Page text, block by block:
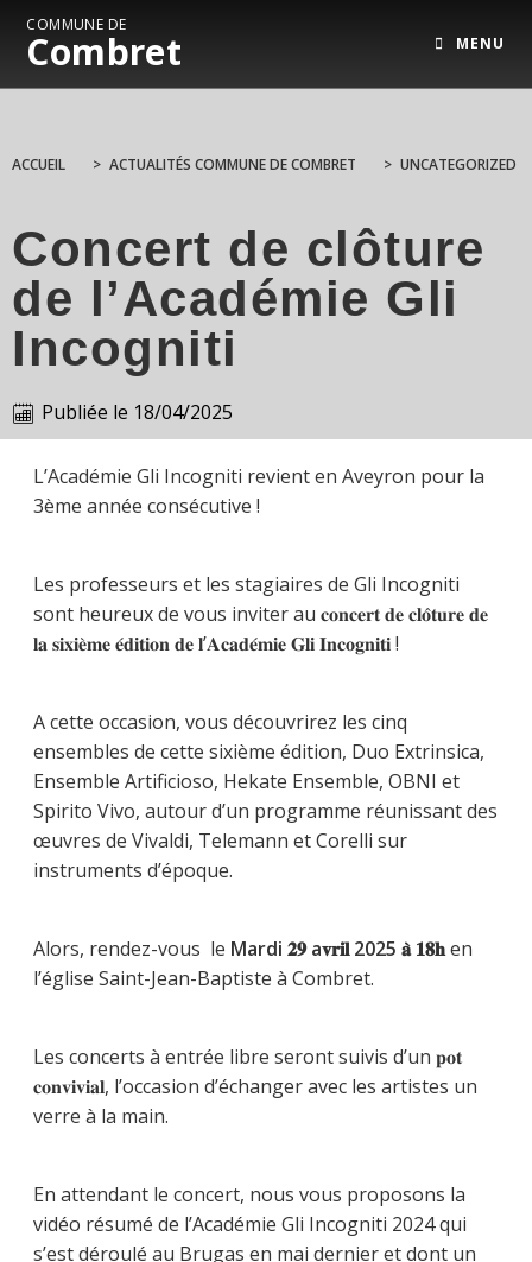
COMMUNE DE
Combret MENU
ACCUEIL > ACTUALITÉS COMMUNE DE COMBRET > UNCATEGORIZED
Concert de clôture
de l’Académie Gli
Incogniti
Publiée le 18/04/2025
L’Académie Gli Incogniti revient en Aveyron pour la
3ème année consécutive !
Les professeurs et les stagiaires de Gli Incogniti
sont heureux de vous inviter au 𝐜𝐨𝐧𝐜𝐞𝐫𝐭 𝐝𝐞 𝐜𝐥𝐨̂𝐭𝐮𝐫𝐞 𝐝𝐞
𝐥𝐚 𝐬𝐢𝐱𝐢𝐞̀𝐦𝐞 𝐞́𝐝𝐢𝐭𝐢𝐨𝐧 𝐝𝐞 𝐥’𝐀𝐜𝐚𝐝𝐞́𝐦𝐢𝐞 𝐆𝐥𝐢 𝐈𝐧𝐜𝐨𝐠𝐧𝐢𝐭𝐢 !
A cette occasion, vous découvrirez les cinq
ensembles de cette sixième édition, Duo Extrinsica,
Ensemble Artificioso, Hekate Ensemble, OBNI et
Spirito Vivo, autour d’un programme réunissant des
œuvres de Vivaldi, Telemann et Corelli sur
instruments d’époque.
Alors, rendez-vous le Mardi 𝟐𝟗 a𝐯𝐫𝐢𝐥 2025 𝐚̀ 𝟏𝟖𝐡en
l’église Saint-Jean-Baptiste à Combret.
Les concerts à entrée libre seront suivis d’un 𝐩𝐨𝐭
𝐜𝐨𝐧𝐯𝐢𝐯𝐢𝐚𝐥, l’occasion d’échanger avec les artistes un
verre à la main.
En attendant le concert, nous vous proposons la
vidéo résumé de l’Académie Gli Incogniti 2024 qui
s’est déroulé au Brugas en mai dernier et dont un